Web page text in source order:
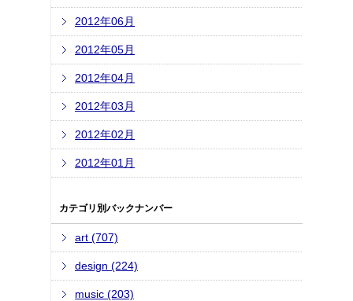
2012年06月
2012年05月
2012年04月
2012年03月
2012年02月
2012年01月
カテゴリ別バックナンバー
art (707)
design (224)
music (203)